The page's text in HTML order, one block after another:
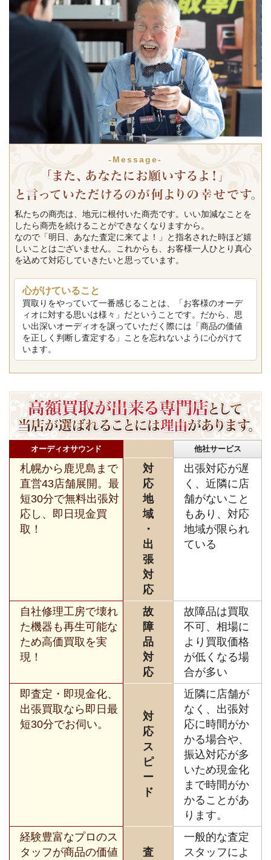
-Message-
私たちの商売は、地元に根付いた商売です。いい加減なことを
したら商売を続けることができなくなりますから。
なので「明日、あなた査定に来てよ！」と指名された時ほど嬉
しいことはございません。これからも、お客様一人ひとり真心
を込めて対応していきたいと思っています。
心がけていること
買取りをやっていて一番感じることは、「お客様のオーデ
ィオに対する思いは様々」だということです。だから、思
い出深いオーディオを譲っていただく際には「商品の価値
を正しく判断し査定する」ことを忘れないように心がけて
います。
オーディオサウンド 他社サービス
札幌から鹿児島まで
直営43店舗展開。最
短30分で無料出張対
応し、即日現金買
取！
対
応
地
域
・
出
張
対
応
出張対応が遅
く、近隣に店
舗がないこと
もあり、対応
地域が限られ
ている
自社修理工房で壊れ
た機器も再生可能な
ため高価買取を実
現！
故
障
品
対
応
故障品は買取
不可、相場に
より買取価格
が低くなる場
合が多い
即査定・即現金化、
出張買取なら即日最
短30分でお伺い。
対
応
ス
ピ
ー
ド
近隣に店舗が
なく、出張対
応に時間がか
かる場合や、
振込対応が多
いため現金化
まで時間がか
かることがあ
ります。
経験豊富なプロのス
タッフが商品の価値
査
一般的な査定
スタッフによ